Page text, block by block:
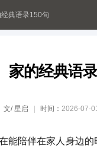
典语录150句
家的经典语
文/星启 时间： 2026-07-
陪伴在家人身边的